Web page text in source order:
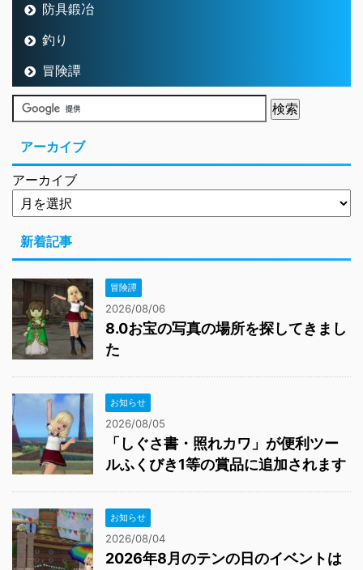
防具鍛冶
釣り
冒険譚
アーカイブ
アーカイブ
新着記事
冒険譚
2026/08/06
8.0お宝の写真の場所を探してきまし
た
お知らせ
2026/08/05
「しぐさ書・照れカワ」が便利ツー
ルふくびき1等の賞品に追加されます
お知らせ
2026/08/04
2026年8月のテンの日のイベントは